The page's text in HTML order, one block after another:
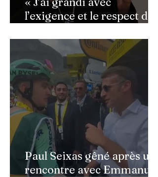
l’exigence et le respect du
répond aux critiques et
défend l’hommage rendu à
son père au Québec
Paul Seixas gêné après une
rencontre avec Emmanuel